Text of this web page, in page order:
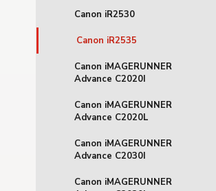
Canon iR2530
Canon iR2535
Canon iMAGERUNNER
Advance C2020I
Canon iMAGERUNNER
Advance C2020L
Canon iMAGERUNNER
Advance C2030I
Canon iMAGERUNNER